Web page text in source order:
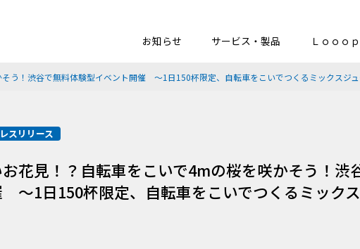
お知らせ
サービス・製品 Ｌｏｏｏ
う！渋谷で無料体験型イベント開催 ～1日150杯限定、自転車をこいでつくるミックスジ
スリリース
花見！？自転車をこいで4mの桜を咲かそう！渋
～1日150杯限定、自転車をこいでつくるミック